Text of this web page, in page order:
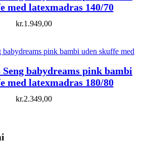
med latexmadras 140/70
kr.1.949,00
babydreams pink bambi
med latexmadras 180/80
kr.2.349,00